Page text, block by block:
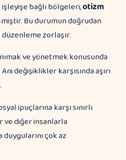
bağlı bölgeleri,otizm
Bu durumun doğrudan
zorlaşır.
ve yönetmek konusunda
değişiklikler karşısında aşırı
ipuçlarına karşı sınırlı
ve diğer insanlarla
çok az